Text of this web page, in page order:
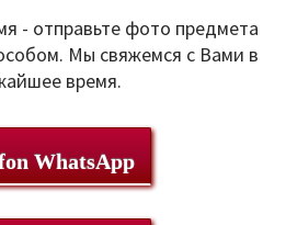
- отправьте фото предмета
Мы свяжемся с Вами в
время.
WhatsApp